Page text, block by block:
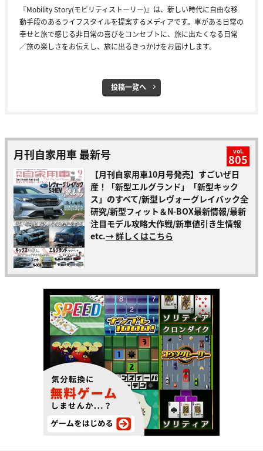
『Mobility Story(モビリティストーリー)』は、新しい時代に自由な移
動手段のあるライフスタイルを提案するメディアです。車がある日常の
幸せと旅で感じる非日常の喜びをコンセプトに、旅に出たくなる日常
／旅の楽しさをお伝えし、旅に出るきっかけをお届けします。
投稿一覧へ
月刊自家用車 最新号 vol.
805
【月刊自家用車10月号発売】すごいぜ日
産！「新型エルグランド」「新型キック
ス」のすべて/新型レヴォーグレイバック全
研究/新型フィット＆N-BOX最新情報/最新
注目モデル攻略大作戦/新車値引き生情報
etc.→ 詳しくはこちら